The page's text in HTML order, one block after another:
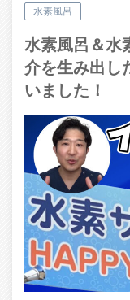
水素風呂
水素風呂＆水
介を生み出し
いました！